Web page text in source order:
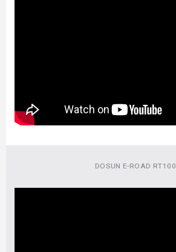
DOSUN E-ROAD RT100